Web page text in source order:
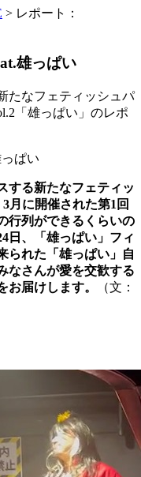
> レポート：
雄っぱい
たなフェティッシュパ
「雄っぱい」のレポ
する新たなフェティッ
月に開催された第1回
行列ができるくらいの
日、「雄っぱい」フィ
られた「雄っぱい」自
なさんが愛を交歓する
届けします。
（文：